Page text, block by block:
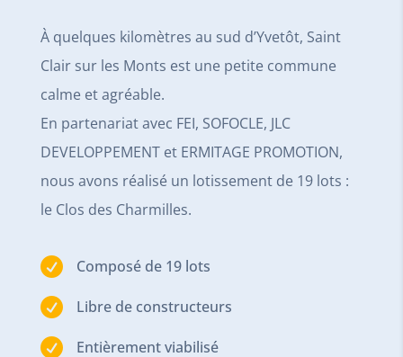
À quelques kilomètres au sud d’Yvetôt, Saint
Clair sur les Monts est une petite commune
calme et agréable.
En partenariat avec FEI, SOFOCLE, JLC
DEVELOPPEMENT et ERMITAGE PROMOTION,
nous avons réalisé un lotissement de 19 lots :
le Clos des Charmilles.
 Composé de 19 lots
 Libre de constructeurs
 Entièrement viabilisé